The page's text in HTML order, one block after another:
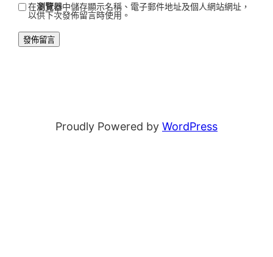
在瀏覽器中儲存顯示名稱、電子郵件地址及個人網站網址，
以供下次發佈留言時使用。
Proudly Powered by WordPress